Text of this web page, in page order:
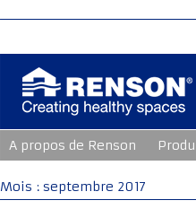
au
contenu
principal
A propos de Renson
Mois : septembre 2017